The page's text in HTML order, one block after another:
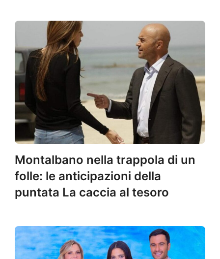
Montalbano nella trappola di un
folle: le anticipazioni della
puntata La caccia al tesoro